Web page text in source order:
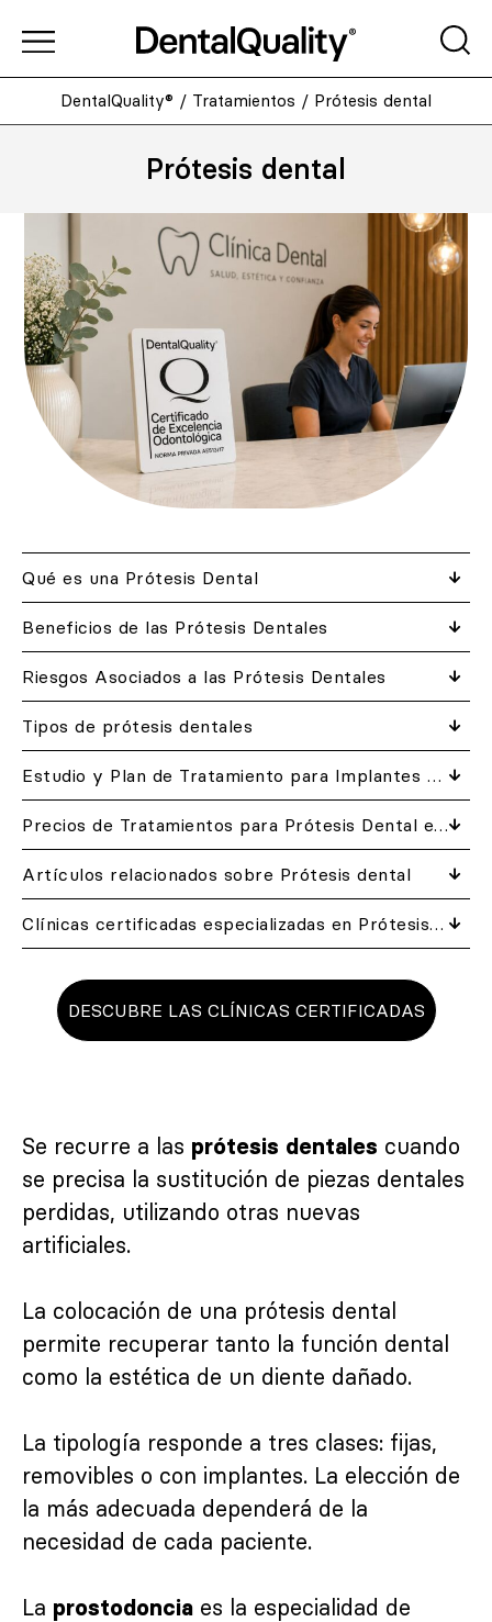
DentalQuality® / Tratamientos / Prótesis dental
Prótesis dental
Qué es una Prótesis Dental
Beneficios de las Prótesis Dentales
Riesgos Asociados a las Prótesis Dentales
Tipos de prótesis dentales
Estudio y Plan de Tratamiento para Implantes Dentales
Precios de Tratamientos para Prótesis Dental en DentalQuality
Artículos relacionados​ sobre Prótesis dental
Clínicas certificadas especializadas en Prótesis dental cerca de ti
DESCUBRE LAS CLÍNICAS CERTIFICADAS
Se recurre a las prótesis dentales cuando
se precisa la sustitución de piezas dentales
perdidas, utilizando otras nuevas
artificiales.
La colocación de una prótesis dental
permite recuperar tanto la función dental
como la estética de un diente dañado.
La tipología responde a tres clases: fijas,
removibles o con implantes. La elección de
la más adecuada dependerá de la
necesidad de cada paciente.
La prostodoncia es la especialidad de